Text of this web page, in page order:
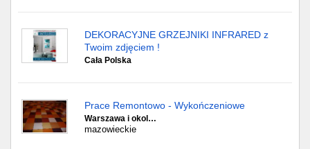
DEKORACYJNE GRZEJNIKI INFRARED z
Twoim zdjęciem !
Cała Polska
Prace Remontowo - Wykończeniowe
Warszawa i okol…
mazowieckie